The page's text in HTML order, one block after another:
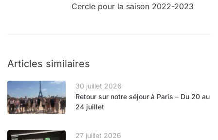
Cercle pour la saison 2022-2023
Articles similaires
30 juillet 2026
Retour sur notre séjour à Paris – Du 20 au
24 juillet
27 juillet 2026